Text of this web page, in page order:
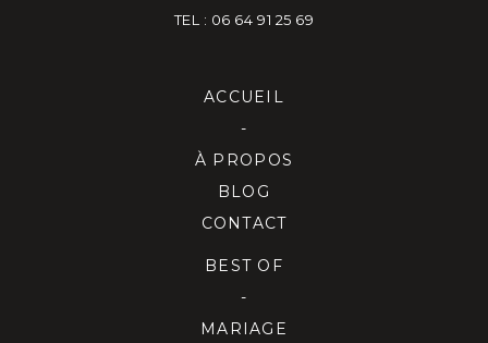
TEL : 06 64 91 25 69
ACCUEIL
-
À PROPOS
BLOG
CONTACT
BEST OF
-
MARIAGE